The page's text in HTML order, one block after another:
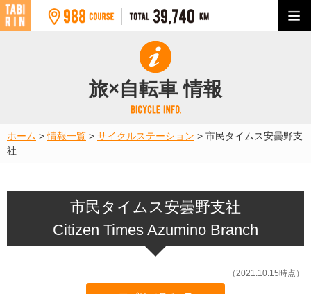
旅×自転車 情報
ホーム >情報一覧 > サイクルステーション > 市民タイムス安曇野支
社
市民タイムス安曇野支社
Citizen Times Azumino Branch
（2021.10.15時点）